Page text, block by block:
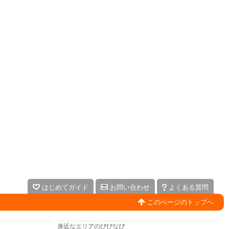
はじめてガイド お問い合わせ
よくある質問
このページのトップへ
身近なエリアのびびなび